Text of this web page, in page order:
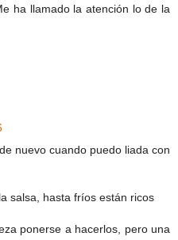
ha llamado la atención lo de la
nuevo cuando puedo liada con
salsa, hasta fríos están ricos
ponerse a hacerlos, pero una